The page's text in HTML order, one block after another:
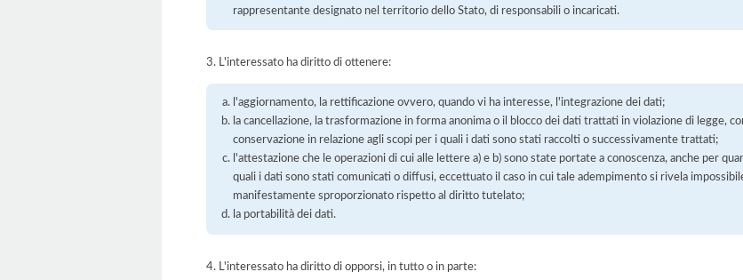
rappresentante designato nel territorio dello Stato, di responsabili o incaricati.
3. L'interessato ha diritto di ottenere:
l'aggiornamento, la rettificazione ovvero, quando vi ha interesse, l'integrazione dei dati;
la cancellazione, la trasformazione in forma anonima o il blocco dei dati trattati in violazione di legge,
conservazione in relazione agli scopi per i quali i dati sono stati raccolti o successivamente trattati;
l'attestazione che le operazioni di cui alle lettere a) e b) sono state portate a conoscenza, anche per
quali i dati sono stati comunicati o diffusi, eccettuato il caso in cui tale adempimento si rivela
manifestamente sproporzionato rispetto al diritto tutelato;
la portabilità dei dati.
4. L'interessato ha diritto di opporsi, in tutto o in parte: